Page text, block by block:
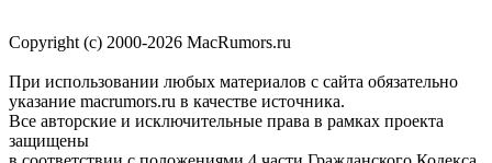
Copyright (c) 2000-2026 MacRumors.ru
При использовании любых материалов с сайта обязательно
указание macrumors.ru в качестве источника.
Все авторские и исключительные права в рамках проекта
защищены